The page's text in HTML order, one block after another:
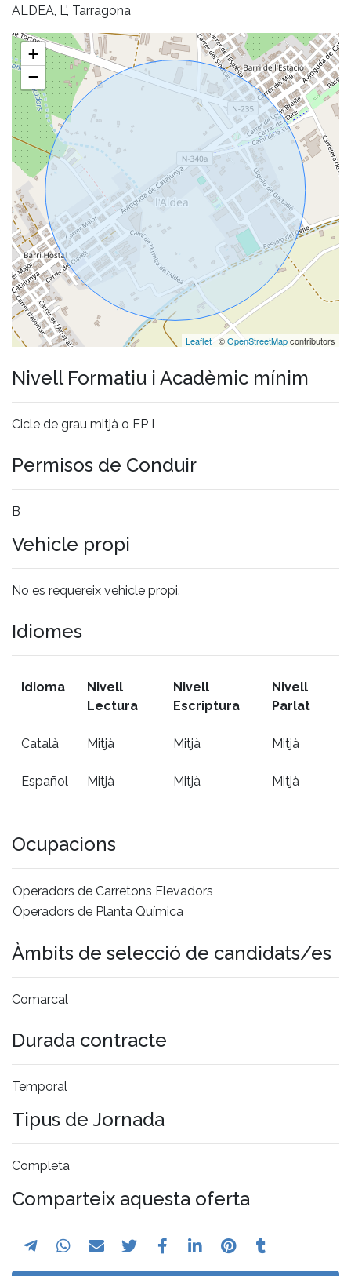
ALDEA, L', Tarragona
+
−
Leaflet | ©OpenStreetMapcontributors
Nivell Formatiu i Acadèmic mínim
Cicle de grau mitjà o FP I
Permisos de Conduir
B
Vehicle propi
No es requereix vehicle propi.
Idiomes
Idioma
Nivell
Lectura
Nivell
Escriptura
Nivell
Parlat
Català Mitjà Mitjà Mitjà
Español Mitjà Mitjà Mitjà
Ocupacions
Operadors de Carretons Elevadors
Operadors de Planta Química
Àmbits de selecció de candidats/es
Comarcal
Durada contracte
Temporal
Tipus de Jornada
Completa
Comparteix aquesta oferta